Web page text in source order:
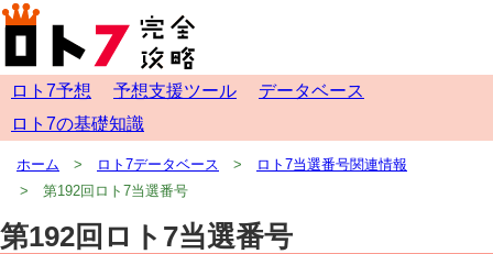
ロト7予想 予想支援ツール
データベース
ロト7の基礎知識
ホーム ロト7データベース
ロト7当選番号関連情報
第192回ロト7当選番号
第192回ロト7当選番号